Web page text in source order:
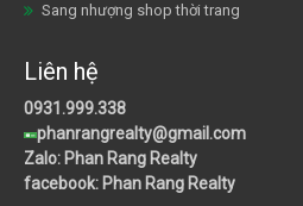
Sang nhượng shop thời trang
Liên hệ
0931.999.338
phanrangrealty@gmail.com
Zalo: Phan Rang Realty
facebook: Phan Rang Realty